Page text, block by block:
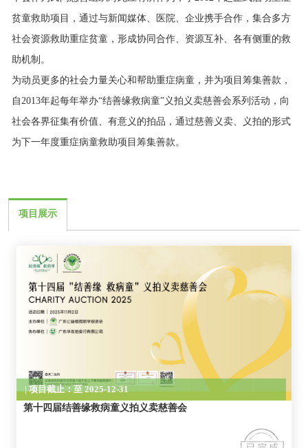
助机制。
为动员更多的社会力量关心和帮助重症病童，并为项目筹集善款，
自2013年起每年举办“结善缘救病童”义拍义卖慈善会系列活动，向
社会各界征集有价值、有意义的拍品，通过慈善义卖、义拍的形式
为下一年度重症病童救助项目筹集善款。
第十四届结善缘救病童义拍义卖慈善会